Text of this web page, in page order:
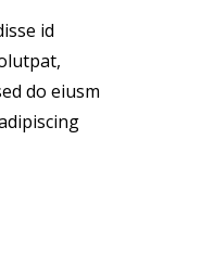
id
do eiusm